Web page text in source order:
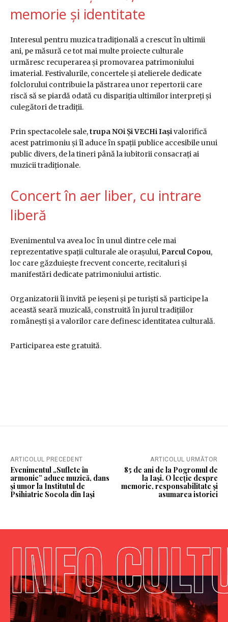
memorie și identitate
Interesul pentru muzica tradițională a crescut în ultimii
ani, pe măsură ce tot mai multe proiecte culturale
urmăresc recuperarea și promovarea patrimoniului
imaterial. Festivalurile, concertele și atelierele dedicate
folclorului contribuie la păstrarea unor repertorii care
riscă să se piardă odată cu dispariția ultimilor interpreți și
culegători de tradiții.
Prin spectacolele sale,trupa NOi Și VECHi Iașivalorifică
acest patrimoniu și îl aduce în spații publice accesibile unui
public divers, de la tineri până la iubitorii consacrați ai
muzicii tradiționale.
Concert în aer liber, cu intrare
liberă
Evenimentul va avea loc în unul dintre cele mai
reprezentative spații culturale ale orașului, Parcul Copou,
loc care găzduiește frecvent concerte, recitaluri și
manifestări dedicate patrimoniului artistic.
Organizatorii îi invită pe ieșeni și pe turiști să participe la
această seară muzicală, construită în jurul tradițiilor
românești și a valorilor care definesc identitatea culturală.
Participarea este gratuită.
ARTICOLUL PRECEDENT
Evenimentul „Suflete în
armonie” aduce muzică, dans
și umor la Institutul de
Psihiatrie Socola din Iași
ARTICOLUL URMĂTOR
85 de ani de la Pogromul de
la Iași. O lecție despre
memorie, responsabilitate și
asumarea istoriei